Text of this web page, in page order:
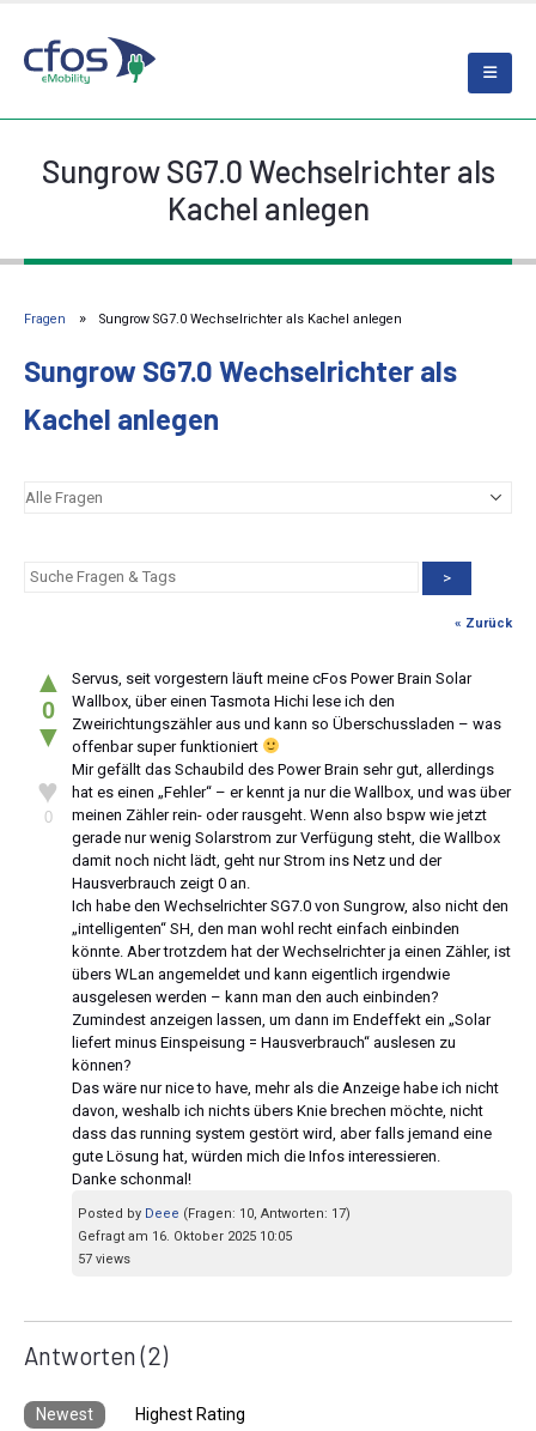
Sungrow SG7.0 Wechselrichter als
Kachel anlegen
Fragen Sungrow SG7.0 Wechselrichter als Kachel anlegen
Sungrow SG7.0 Wechselrichter als
Kachel anlegen
>
« Zurück
▲
0
▼
♥
0
Servus, seit vorgestern läuft meine cFos Power Brain Solar
Wallbox, über einen Tasmota Hichi lese ich den
Zweirichtungszähler aus und kann so Überschussladen – was
offenbar super funktioniert
Mir gefällt das Schaubild des Power Brain sehr gut, allerdings
hat es einen „Fehler“ – er kennt ja nur die Wallbox, und was über
meinen Zähler rein- oder rausgeht. Wenn also bspw wie jetzt
gerade nur wenig Solarstrom zur Verfügung steht, die Wallbox
damit noch nicht lädt, geht nur Strom ins Netz und der
Hausverbrauch zeigt 0 an.
Ich habe den Wechselrichter SG7.0 von Sungrow, also nicht den
„intelligenten“ SH, den man wohl recht einfach einbinden
könnte. Aber trotzdem hat der Wechselrichter ja einen Zähler, ist
übers WLan angemeldet und kann eigentlich irgendwie
ausgelesen werden – kann man den auch einbinden?
Zumindest anzeigen lassen, um dann im Endeffekt ein „Solar
liefert minus Einspeisung = Hausverbrauch“ auslesen zu
können?
Das wäre nur nice to have, mehr als die Anzeige habe ich nicht
davon, weshalb ich nichts übers Knie brechen möchte, nicht
dass das running system gestört wird, aber falls jemand eine
gute Lösung hat, würden mich die Infos interessieren.
Danke schonmal!
Posted by Deee (Fragen: 10, Antworten: 17)
Gefragt am 16. Oktober 2025 10:05
57 views
Antworten(2)
Newest Highest Rating